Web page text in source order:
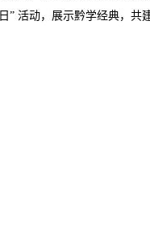
日” 活动，展示黔学经典，共